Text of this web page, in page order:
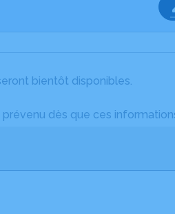
bientôt disponibles.
dès que ces